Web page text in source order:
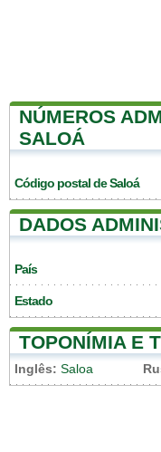
NÚMEROS
SALOÁ
Código postal de Saloá
DADOS
País
Estado
TOPONÍMIA E
Inglês: Saloa